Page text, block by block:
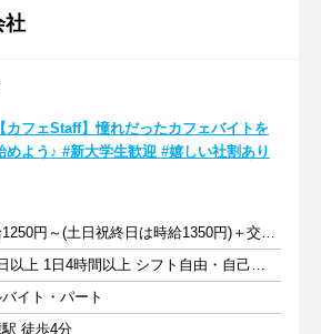
社
【カフェStaff】憧れだったカフェバイトを
めよう♪ #新大学生歓迎 #嬉しい社割あり
時給1250円～(土日祝終日は時給1350円)＋交通費
週3日以上 1日4時間以上 シフト自由・自己申告
イト・パート
徒歩4分